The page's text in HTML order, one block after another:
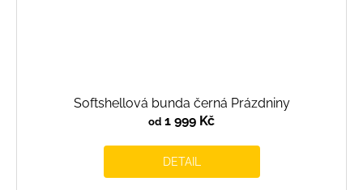
Softshellová bunda černá Prázdniny
od 1 999 Kč
DETAIL